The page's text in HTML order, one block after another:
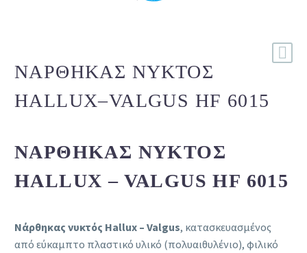
ΝΆΡΘΗΚΑΣ ΝΥΚΤΌΣ
HALLUX–VALGUS HF 6015
ΝΆΡΘΗΚΑΣ ΝΥΚΤΌΣ
HALLUX – VALGUS HF 6015
Νάρθηκας νυκτός Hallux – Valgus, κατασκευασμένος
από εύκαμπτο πλαστικό υλικό (πολυαιθυλένιο), φιλικό